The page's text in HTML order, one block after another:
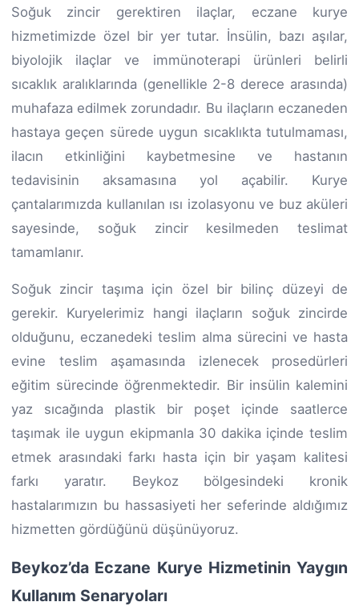
Soğuk zincir gerektiren ilaçlar, eczane kurye
hizmetimizde özel bir yer tutar. İnsülin, bazı aşılar,
biyolojik ilaçlar ve immünoterapi ürünleri belirli
sıcaklık aralıklarında (genellikle 2-8 derece arasında)
muhafaza edilmek zorundadır. Bu ilaçların eczaneden
hastaya geçen sürede uygun sıcaklıkta tutulmaması,
ilacın etkinliğini kaybetmesine ve hastanın
tedavisinin aksamasına yol açabilir. Kurye
çantalarımızda kullanılan ısı izolasyonu ve buz aküleri
sayesinde, soğuk zincir kesilmeden teslimat
tamamlanır.
Soğuk zincir taşıma için özel bir bilinç düzeyi de
gerekir. Kuryelerimiz hangi ilaçların soğuk zincirde
olduğunu, eczanedeki teslim alma sürecini ve hasta
evine teslim aşamasında izlenecek prosedürleri
eğitim sürecinde öğrenmektedir. Bir insülin kalemini
yaz sıcağında plastik bir poşet içinde saatlerce
taşımak ile uygun ekipmanla 30 dakika içinde teslim
etmek arasındaki farkı hasta için bir yaşam kalitesi
farkı yaratır. Beykoz bölgesindeki kronik
hastalarımızın bu hassasiyeti her seferinde aldığımız
hizmetten gördüğünü düşünüyoruz.
Beykoz’da Eczane Kurye Hizmetinin Yaygın
Kullanım Senaryoları